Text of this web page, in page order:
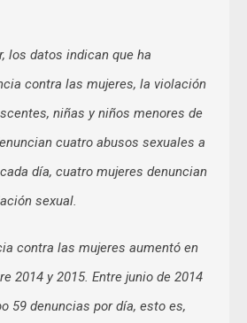
los datos indican que ha
contra las mujeres, la violación
niñas y niños menores de
cuatro abusos sexuales a
día, cuatro mujeres denuncian
sexual.
contra las mujeres aumentó en
2014 y 2015. Entre junio de 2014
59 denuncias por día, esto es,